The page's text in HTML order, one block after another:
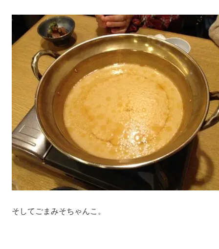
そしてごまみそちゃんこ。